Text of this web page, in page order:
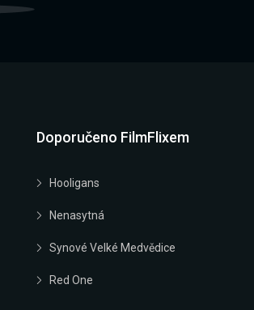
Doporučeno FilmFlixem
Hooligans
Nenasytná
Synové Velké Medvědice
Red One